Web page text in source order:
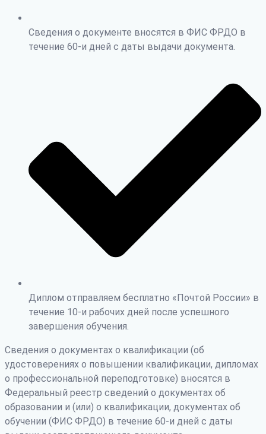
Сведения о документе вносятся в ФИС ФРДО в
течение 60-и дней с даты выдачи документа.
Диплом отправляем бесплатно «Почтой России» в
течение 10-и рабочих дней после успешного
завершения обучения.
Сведения о документах о квалификации (об
удостоверениях о повышении квалификации, дипломах
о профессиональной переподготовке) вносятся в
Федеральный реестр сведений о документах об
образовании и (или) о квалификации, документах об
обучении (ФИС ФРДО) в течение 60-и дней с даты